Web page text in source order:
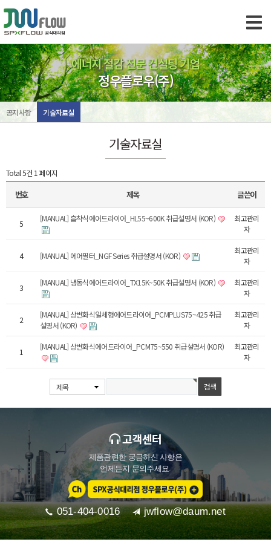
에너지 절감 전문 컨설팅 기업
정우플로우(주)
공지사항 기술자료실
기술자료실
Total 5건 1 페이지
번호 제목 글쓴이
5
[MANUAL] 흡착식에어드라이어_HL55~600K 취급설명서 (KOR)
최고관리
자
4 [MANUAL] 에어필터_NGF Series 취급설명서 (KOR)
최고관리
자
3
[MANUAL] 냉동식에어드라이어_TX15K~50K 취급설명서 (KOR)
최고관리
자
2
[MANUAL] 상변화식일체형에어드라이어_PCMPLUS75~425 취급
설명서 (KOR)
최고관리
자
1
[MANUAL] 상변화식에어드라이어_PCM75~550 취급설명서 (KOR)
최고관리
자
제목
고객센터
제품관련한 궁금하신 사항은
언제든지 문의주세요.
051-404-0016 jwflow@daum.net